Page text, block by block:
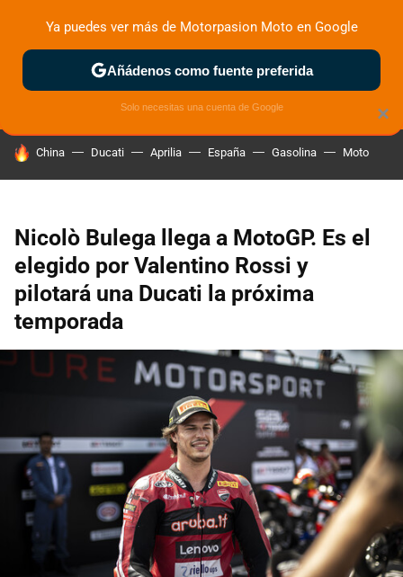
ZONA DE PRUEBAS DEPORTIVAS MOTOS ELÉCTRICAS
HOY SE HABLA DE
China Ducati Aprilia España Gasolina Moto
Nicolò Bulega llega a MotoGP. Es el
elegido por Valentino Rossi y
pilotará una Ducati la próxima
temporada
×
Ya puedes ver más de Motorpasion Moto en Google
Añádenos como fuente preferida
Solo necesitas una cuenta de Google